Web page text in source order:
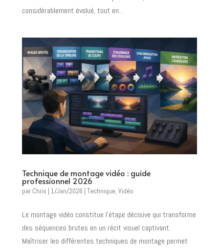
considérablement évolué, tout en...
Technique de montage vidéo : guide
professionnel 2026
par Chris | 1/Jan/2026 | Technique, Vidéo
Le montage vidéo constitue l’étape décisive qui transforme
des séquences brutes en un récit visuel captivant.
Maîtriser les différentes techniques de montage permet